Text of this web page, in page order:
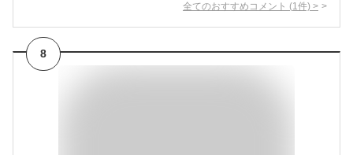
全てのおすすめコメント (1 件) >
8